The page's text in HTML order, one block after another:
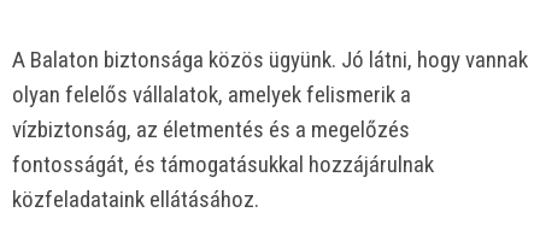
A Balaton biztonsága közös ügyünk. Jó látni, hogy vannak
olyan felelős vállalatok, amelyek felismerik a
vízbiztonság, az életmentés és a megelőzés
fontosságát, és támogatásukkal hozzájárulnak
közfeladataink ellátásához.